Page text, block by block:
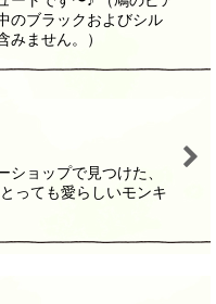
のブラックおよびシル
みません。）
ショップで見つけた、
っても愛らしいモンキ